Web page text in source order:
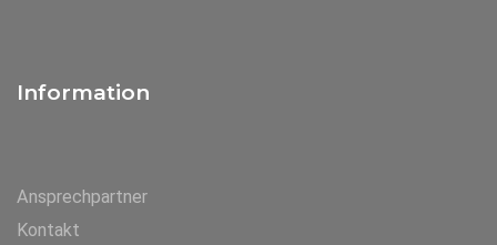
Information
Ansprechpartner
Kontakt